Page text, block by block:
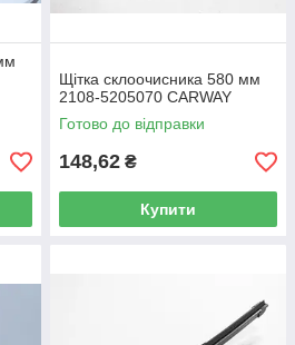
Щітка склоочисника 580 мм
2108-5205070 CARWAY
Готово до відправки
148,62 ₴
Купити